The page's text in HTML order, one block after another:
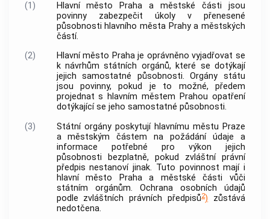
(1) Hlavní město Praha a městské části jsou
povinny zabezpečit úkoly v přenesené
působnosti hlavního města Prahya městských
částí.
(2)
Hlavní město Prahaje oprávněno vyjadřovat se
k návrhům státních orgánů, které se dotýkají
jejich samostatné působnosti. Orgány státu
jsou povinny, pokud je to možné, předem
projednat shlavním městem Prahou opatření
dotýkající se jeho samostatné působnosti.
(3)
Státní orgány poskytují hlavnímu městu Praze
a městským částem na požádání údaje a
informace potřebné pro výkon jejich
působnosti bezplatně, pokud zvláštní právní
předpis nestanoví jinak. Tuto povinnost mají i
hlavní město Prahaa městské části vůči
státním orgánům. Ochrana osobních údajů
podle zvláštních právních předpisů2) zůstává
nedotčena.